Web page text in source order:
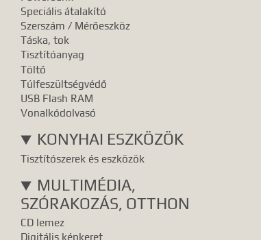
Speciális átalakító
Szerszám / Mérőeszköz
Táska, tok
Tisztítóanyag
Töltő
Túlfeszültségvédő
USB Flash RAM
Vonalkódolvasó
KONYHAI ESZKÖZÖK
Tisztítószerek és eszközök
MULTIMÉDIA,
SZÓRAKOZÁS, OTTHON
CD lemez
Digitális képkeret